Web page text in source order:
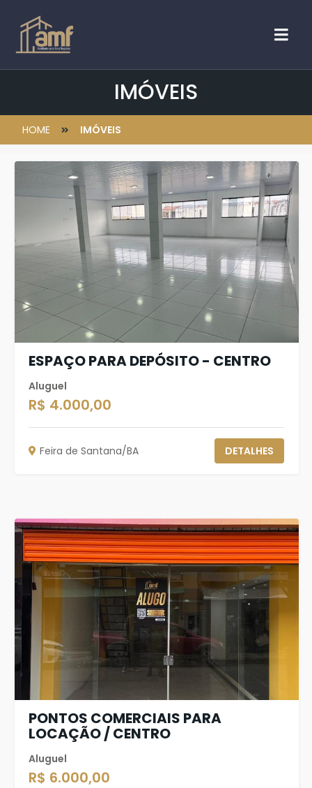
IMÓVEIS
HOME IMÓVEIS
ESPAÇO PARA DEPÓSITO - CENTRO
Aluguel
R$ 4.000,00
Feira de Santana/BA DETALHES
PONTOS COMERCIAIS PARA
LOCAÇÃO / CENTRO
Aluguel
R$ 6.000,00